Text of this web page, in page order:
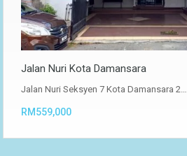
Jalan Nuri Kota Damansara
Jalan Nuri Seksyen 7 Kota Damansara 2…
RM559,000